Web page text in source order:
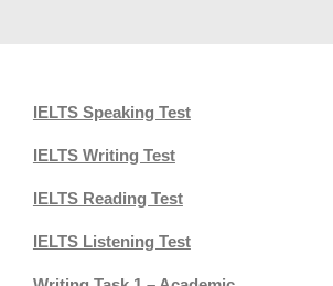
IELTS Speaking Test
IELTS Writing Test
IELTS Reading Test
IELTS Listening Test